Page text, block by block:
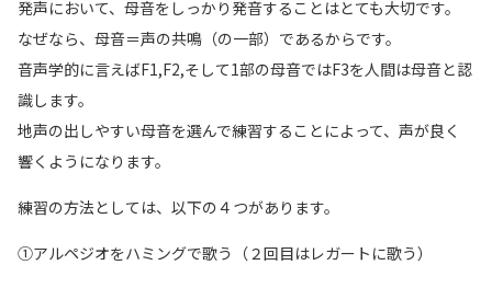
発声において、母音をしっかり発音することはとても大切です。
なぜなら、母音＝声の共鳴（の一部）であるからです。
音声学的に言えばF1,F2,そして1部の母音ではF3を人間は母音と認
識します。
地声の出しやすい母音を選んで練習することによって、声が良く
響くようになります。
練習の方法としては、以下の４つがあります。
①アルペジオをハミングで歌う（２回目はレガートに歌う）